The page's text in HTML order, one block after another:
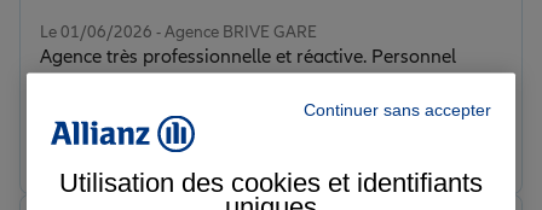
Le 01/06/2026 - Agence BRIVE GARE
Agence très professionnelle et réactive. Personnel
pleinement satisfait des services proposés. Merci à
toute l’équipe !Prendre un RDV
Continuer sans accepter
Utilisation des cookies et identifiants